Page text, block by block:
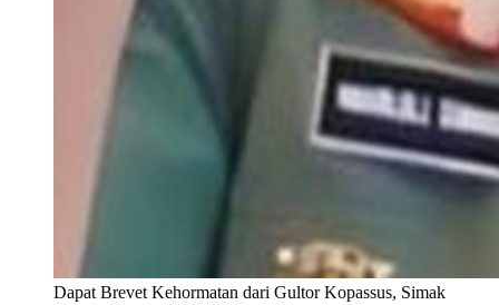
Dapat Brevet Kehormatan dari Gultor Kopassus, Simak